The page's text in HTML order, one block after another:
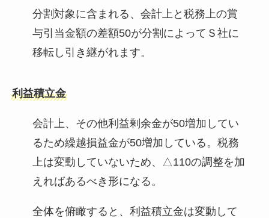
分割対象に含まれる、会計上と税務上の賞
与引当金額の差額50が分割によってＳ社に
移転し引き継がれます。
利益積立金
会計上、その他利益剰余金が50増加してい
るため繰越損益金が50増加している。税務
上は変動していないため、△110の調整を加
えればあるべき形になる。
全体を俯瞰すると、利益積立金は変動して